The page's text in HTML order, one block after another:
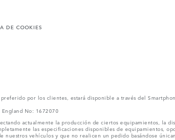
DE COOKIES
por los clientes, estará disponible a través del
No: 1672070
actualmente la producción de ciertos equipamientos, la
las especificaciones disponibles de equipamientos,
vehículos y que no realicen un pedido basándose